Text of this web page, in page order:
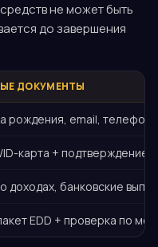
не может быть
до завершения
ДОКУМЕНТЫ
рождения, email, телефон
карта + подтверждение
доходах, банковские
EDD + проверка по